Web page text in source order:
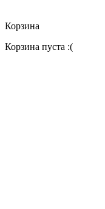
Корзина
Корзина пуста :(